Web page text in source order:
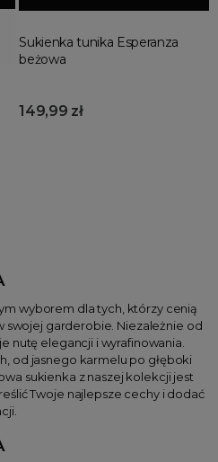
Sukienka tunika Esperanza
beżowa
149,99 zł
wyborem dla tych, którzy cenią
swojej garderobie. Niezależnie od
nutę elegancji i wyrafinowania.
od jasnego karmelu po głęboki
sukienka z naszej kolekcji jest
Twoje najlepsze cechy i dodać